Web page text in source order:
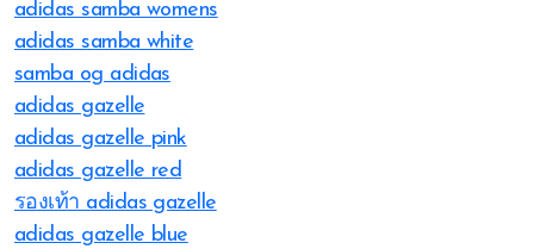
adidas samba womens
adidas samba white
samba og adidas
adidas gazelle
adidas gazelle pink
adidas gazelle red
รองเท้า adidas gazelle
adidas gazelle blue